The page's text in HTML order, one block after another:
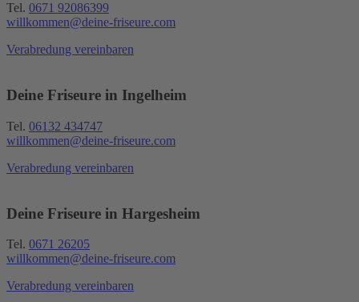
Tel. 0671 92086399
willkommen@deine-friseure.com
Verabredung vereinbaren
Deine Friseure in Ingelheim
Tel. 06132 434747
willkommen@deine-friseure.com
Verabredung vereinbaren
Deine Friseure in Hargesheim
Tel. 0671 26205
willkommen@deine-friseure.com
Verabredung vereinbaren